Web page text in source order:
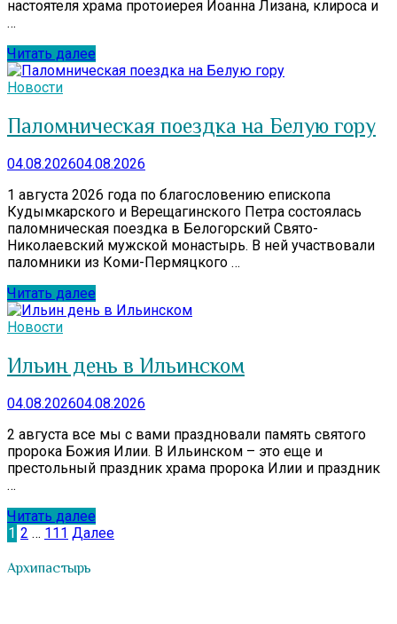
настоятеля храма протоиерея Иоанна Лизана, клироса и
…
Читать далее
Новости
Паломническая поездка на Белую гору
04.08.202604.08.2026
1 августа 2026 года по благословению епископа
Кудымкарского и Верещагинского Петра состоялась
паломническая поездка в Белогорский Свято-
Николаевский мужской монастырь. В ней участвовали
паломники из Коми-Пермяцкого …
Читать далее
Новости
Ильин день в Ильинском
04.08.202604.08.2026
2 августа все мы с вами праздновали память святого
пророка Божия Илии. В Ильинском – это еще и
престольный праздник храма пророка Илии и праздник
…
Читать далее
Пагинация
записей
1 2 … 111 Далее
Архипастырь